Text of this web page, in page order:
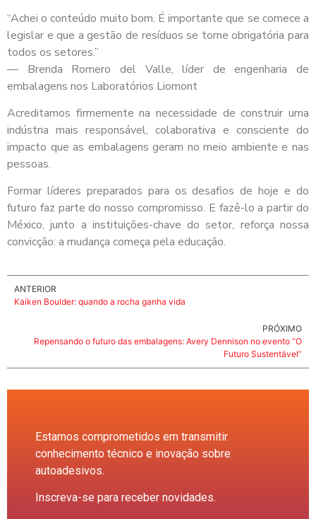
“Achei o conteúdo muito bom. É importante que se comece a
legislar e que a gestão de resíduos se torne obrigatória para
todos os setores.”
— Brenda Romero del Valle, líder de engenharia de
embalagens nos Laboratórios Liomont
Acreditamos firmemente na necessidade de construir uma
indústria mais responsável, colaborativa e consciente do
impacto que as embalagens geram no meio ambiente e nas
pessoas.
Formar líderes preparados para os desafios de hoje e do
futuro faz parte do nosso compromisso. E fazê-lo a partir do
México, junto a instituições-chave do setor, reforça nossa
convicção: a mudança começa pela educação.
ANTERIOR
Kaiken Boulder: quando a rocha ganha vida
PRÓXIMO
Repensando o futuro das embalagens: Avery Dennison no evento “O
Futuro Sustentável”
Estamos comprometidos em transmitir
conhecimento técnico e inovação sobre
autoadesivos.
Inscreva-se para receber novidades.